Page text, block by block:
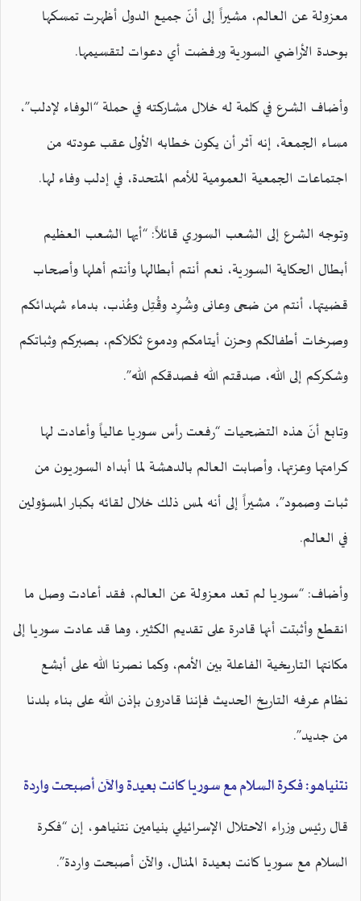
معزولة عن العالم، مشيراً إلى أنّ جميع الدول أظهرت تمسكها
بوحدة الأراضي السورية ورفضت أي دعوات لتقسيمها.
وأضاف الشرع في كلمة له خلال مشاركته في حملة “الوفاء لإدلب”،
مساء الجمعة، إنه آثر أن يكون خطابه الأول عقب عودته من
اجتماعات الجمعية العمومية للأمم المتحدة، في إدلب وفاء لها.
وتوجه الشرع إلى الشعب السوري قائلاً: “أيها الشعب العظيم
أبطال الحكاية السورية، نعم أنتم أبطالها وأنتم أهلها وأصحاب
قضيتها، أنتم من ضحى وعانى وشُرِد وقُتِل وعُذب، بدماء شهدائكم
وصرخات أطفالكم وحزن أيتامكم ودموع ثكلاكم، بصبركم وثباتكم
وشكركم إلى الله، صدقتم الله فصدقكم الله”.
وتابع أنّ هذه التضحيات “رفعت رأس سوريا عالياً وأعادت لها
كرامتها وعزتها، وأصابت العالم بالدهشة لما أبداه السوريون من
ثبات وصمود”، مشيراً إلى أنه لمس ذلك خلال لقائه بكبار المسؤولين
في العالم.
وأضاف: “سوريا لم تعد معزولة عن العالم، فقد أعادت وصل ما
انقطع وأثبتت أنها قادرة على تقديم الكثير، وها قد عادت سوريا إلى
مكانتها التاريخية الفاعلة بين الأمم، وكما نصرنا الله على أبشع
نظام عرفه التاريخ الحديث فإننا قادرون بإذن الله على بناء بلدنا
من جديد”.
نتنياهو: فكرة السلام مع سوريا كانت بعيدة والآن أصبحت واردة
قال رئيس وزراء الاحتلال الإسرائيلي بنيامين نتنياهو، إن “فكرة
السلام مع سوريا كانت بعيدة المنال، والآن أصبحت واردة”.